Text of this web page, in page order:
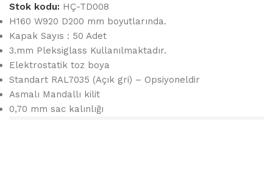
Stok kodu: HÇ-TD008
H160 W920 D200 mm boyutlarında.
Kapak Sayıs : 50 Adet
3.mm Pleksiglass Kullanılmaktadır.
Elektrostatik toz boya
Standart RAL7035 (Açık gri) – Opsiyoneldir
Asmalı Mandallı kilit
0,70 mm sac kalınlığı